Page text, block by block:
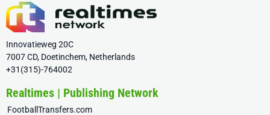
Innovatieweg 20C
7007 CD, Doetinchem, Netherlands
+31(315)-764002
Realtimes | Publishing Network
FootballTransfers.com